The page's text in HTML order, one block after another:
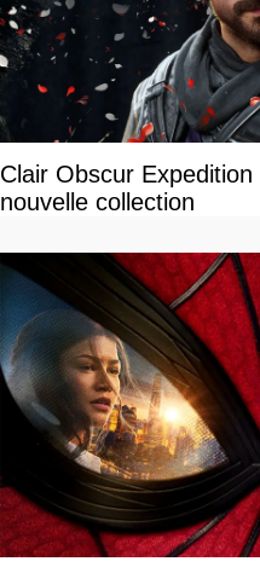
Clair Obscur
nouvelle collection